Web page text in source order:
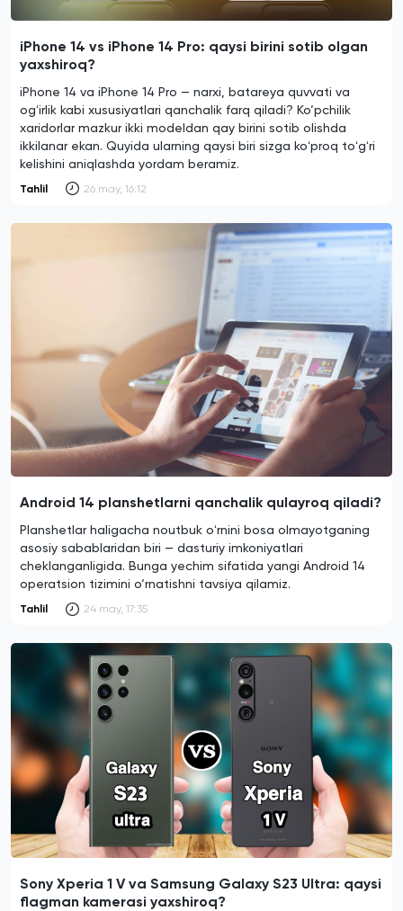
iPhone 14 vs iPhone 14 Pro: qaysi birini sotib olgan
yaxshiroq?
iPhone 14 va iPhone 14 Pro — narxi, batareya quvvati va
ogʻirlik kabi xususiyatlari qanchalik farq qiladi? Ko‘pchilik
xaridorlar mazkur ikki modeldan qay birini sotib olishda
ikkilanar ekan. Quyida ularning qaysi biri sizga koʻproq toʻgʻri
kelishini aniqlashda yordam beramiz.
Tahlil 26 may, 16:12
Android 14 planshetlarni qanchalik qulayroq qiladi?
Planshetlar haligacha noutbuk oʻrnini bosa olmayotganing
asosiy sabablaridan biri — dasturiy imkoniyatlari
cheklanganligida. Bunga yechim sifatida yangi Android 14
operatsion tizimini o‘rnatishni tavsiya qilamiz.
Tahlil 24 may, 17:35
Sony Xperia 1 V va Samsung Galaxy S23 Ultra: qaysi
flagman kamerasi yaxshiroq?